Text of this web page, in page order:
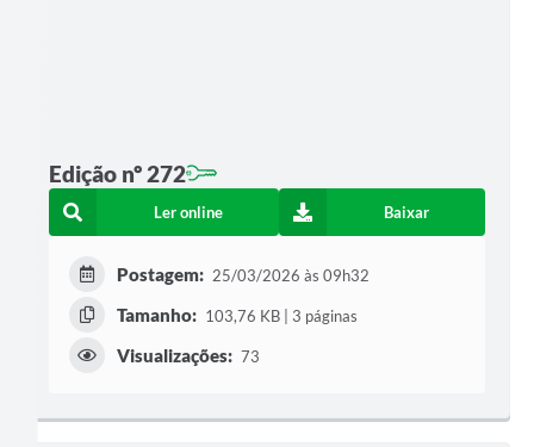
Edição nº 272
Ler online Baixar
Postagem: 25/03/2026 às 09h32
Tamanho: 103,76 KB | 3 páginas
Visualizações: 73